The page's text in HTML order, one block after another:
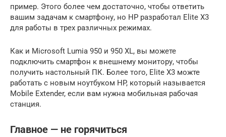
пример. Этого более чем достаточно, чтобы ответить
вашим задачам к смартфону, но HP разработал Elite X3
для работы в трех различных режимах.
Как и Microsoft Lumia 950 и 950 XL, вы можете
подключить смартфон к внешнему монитору, чтобы
получить настольный ПК. Более того, Elite X3 можте
работать с новым ноутбуком HP, который называется
Mobile Extender, если вам нужна мобильная рабочая
станция.
Главное — не горячиться